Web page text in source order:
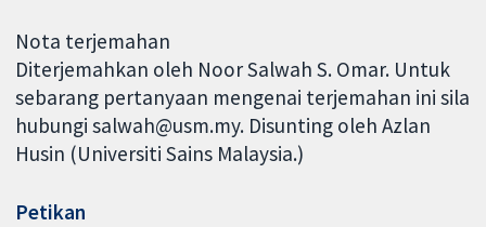
Nota terjemahan
Diterjemahkan oleh Noor Salwah S. Omar. Untuk
sebarang pertanyaan mengenai terjemahan ini sila
hubungi salwah@usm.my. Disunting oleh Azlan
Husin (Universiti Sains Malaysia.)
Petikan